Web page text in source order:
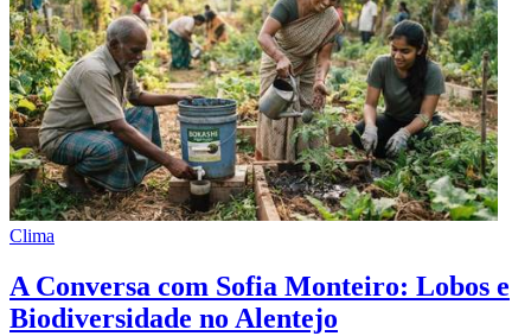
Clima
A Conversa com Sofia Monteiro: Lobos e
Biodiversidade no Alentejo